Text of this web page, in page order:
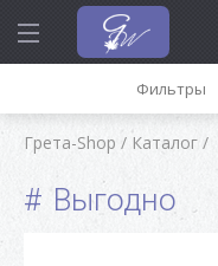
Грета-Shop / Каталог /
Выгодно
Фильтры